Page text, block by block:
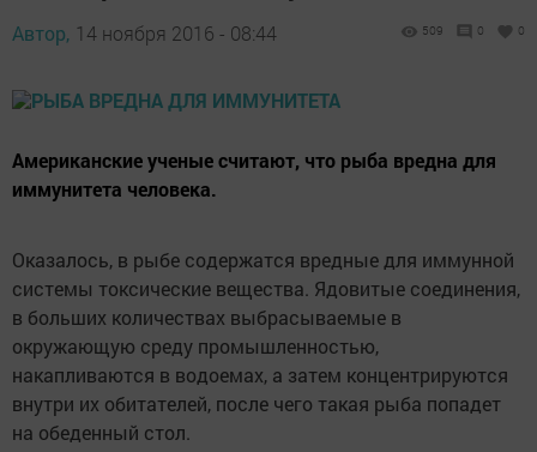
Автор, 14 ноября 2016 - 08:44 509 0 0
Американские ученые считают, что рыба вредна для
иммунитета человека.
Оказалось, в рыбе содержатся вредные для иммунной
системы токсические вещества. Ядовитые соединения,
в больших количествах выбрасываемые в
окружающую среду промышленностью,
накапливаются в водоемах, а затем концентрируются
внутри их обитателей, после чего такая рыба попадет
на обеденный стол.